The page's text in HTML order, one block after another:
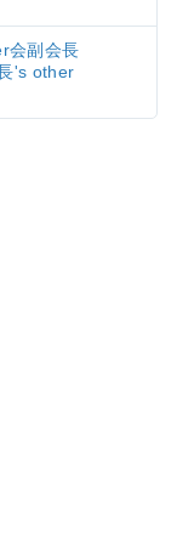
会副会長
's other